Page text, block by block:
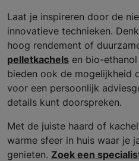
Laat je inspireren door de
innovatieve technieken.
hoog rendement of
pelletkachels en bio-
bieden ook de mogelijkheid
voor een persoonlijk
details kunt doorspreken.
Met de juiste haard of
warme sfeer in huis waar je
genieten. Zoek een